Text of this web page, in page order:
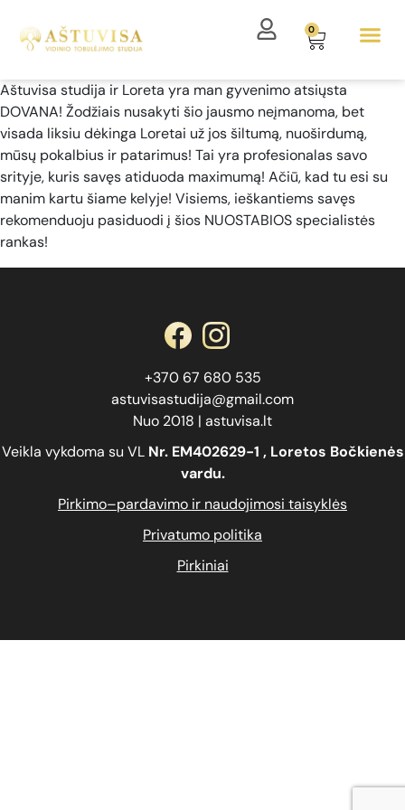
0
Aštuvisa studija ir Loreta yra man gyvenimo atsiųsta
DOVANA! Žodžiais nusakyti šio jausmo neįmanoma, bet
visada liksiu dėkinga Loretai už jos šiltumą, nuoširdumą,
mūsų pokalbius ir patarimus! Tai yra profesionalas savo
srityje, kuris savęs atiduoda maximumą! Ačiū, kad tu esi su
manim kartu šiame kelyje! Visiems, ieškantiems savęs
rekomenduoju pasiduodi į šios NUOSTABIOS specialistės
rankas!
+370 67 680 535
astuvisastudija@gmail.com
Nuo 2018 | astuvisa.lt
Veikla vykdoma su VL Nr.EM402629-1 , Loretos Bočkienės
vardu.
Pirkimo–pardavimo ir naudojimosi taisyklės
Privatumo politika
Pirkiniai